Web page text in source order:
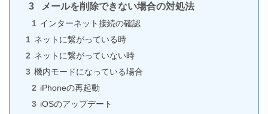
【16の比較基準】iPhoneの修理非正規店でおすすめ
はどこ？
究極までiPhoneの画面の明るさを目に優しい状態に
する5つの方法
メールを削除できない場合の対処法
インターネット接続の確認
ネットに繋がっている時
ネットに繋がっていない時
機内モードになっている場合
iPhoneの再起動
iOSのアップデート